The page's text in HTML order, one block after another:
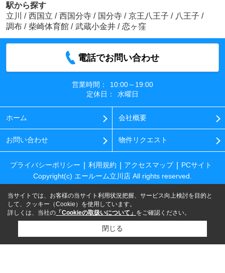
駅から探す
立川
/ 西国立 / 西国分寺 / 国分寺 / 京王八王子 / 八王子 /
調布 / 柴崎体育館 / 武蔵小金井 / 恋ヶ窪
電話でお問い合わせ
営業時間：
10:00～19:00
定休日：
水曜日
ホーム 会社概要
お問い合わせ 物件リクエスト
プライバシーポリシー 利用規約 アクセスマップ
PCサイト
Copyright(c) エールーム立川店 All rights reserved.
当サイトでは、お客様の当サイト利用状況把握、サービス向上検討を目的と
して、クッキー（Cookie）を使用しています。
詳しくは、当社の 「Cookieの取扱いについて」 をご確認ください。
閉じる